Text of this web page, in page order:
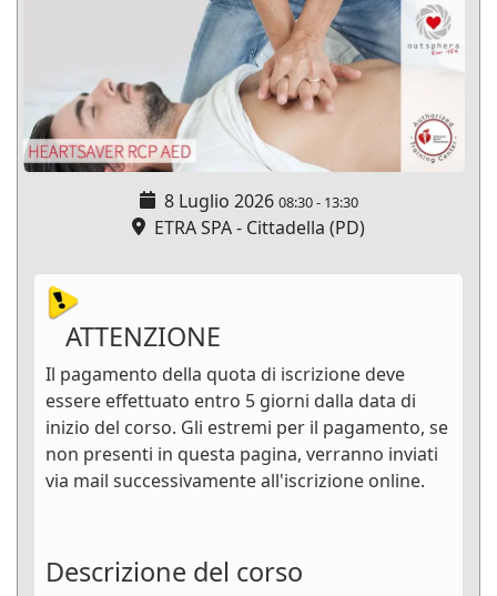
8 Luglio 2026 08:30- 13:30
ETRA SPA - Cittadella (PD)
ATTENZIONE
Il pagamento della quota di iscrizione deve
essere effettuato entro 5 giorni dalla data di
inizio del corso. Gli estremi per il pagamento, se
non presenti in questa pagina, verranno inviati
via mail successivamente all'iscrizione online.
Descrizione del corso